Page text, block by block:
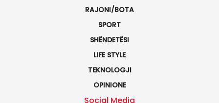
RAJONI/BOTA
SPORT
SHËNDETËSI
LIFE STYLE
TEKNOLOGJI
OPINIONE
Social Media